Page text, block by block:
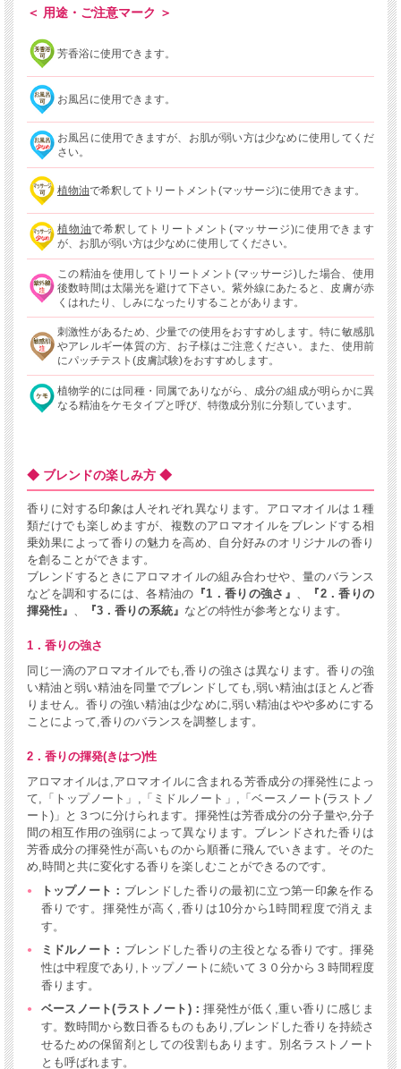
＜ 用途・ご注意マーク ＞
芳香浴に使用できます。
お風呂に使用できます。
お風呂に使用できますが、お肌が弱い方は少なめに使用してくだ
さい。
植物油で希釈してトリートメント(マッサージ)に使用できます。
植物油で希釈してトリートメント(マッサージ)に使用できます
が、お肌が弱い方は少なめに使用してください。
この精油を使用してトリートメント(マッサージ)した場合、使用
後数時間は太陽光を避けて下さい。紫外線にあたると、皮膚が赤
くはれたり、しみになったりすることがあります。
刺激性があるため、少量での使用をおすすめします。特に敏感肌
やアレルギー体質の方、お子様はご注意ください。また、使用前
にパッチテスト(皮膚試験)をおすすめします。
植物学的には同種・同属でありながら、成分の組成が明らかに異
なる精油をケモタイプと呼び、特徴成分別に分類しています。
◆ ブレンドの楽しみ方 ◆
香りに対する印象は人それぞれ異なります。アロマオイルは１種
類だけでも楽しめますが、複数のアロマオイルをブレンドする相
乗効果によって香りの魅力を高め、自分好みのオリジナルの香り
を創ることができます。
ブレンドするときにアロマオイルの組み合わせや、量のバランス
などを調和するには、各精油の 『1．香りの強さ』
『2．香りの
揮発性』
『3．香りの系統』 などの特性が参考となります。
1．香りの強さ
同じ一滴のアロマオイルでも,香りの強さは異なります。香りの強
い精油と弱い精油を同量でブレンドしても,弱い精油はほとんど香
りません。香りの強い精油は少なめに,弱い精油はやや多めにする
ことによって,香りのバランスを調整します。
2．香りの揮発(きはつ)性
アロマオイルは,アロマオイルに含まれる芳香成分の揮発性によっ
て,「トップノート」,「ミドルノート」,「ベースノート(ラストノ
ート)」と３つに分けられます。揮発性は芳香成分の分子量や,分子
間の相互作用の強弱によって異なります。ブレンドされた香りは
芳香成分の揮発性が高いものから順番に飛んでいきます。そのた
め,時間と共に変化する香りを楽しむことができるのです。
トップノート： ブレンドした香りの最初に立つ第一印象を作る
香りです。揮発性が高く,香りは10分から1時間程度で消えま
す。
ミドルノート： ブレンドした香りの主役となる香りです。揮発
性は中程度であり,トップノートに続いて３０分から３時間程度
香ります。
ベースノート(ラストノート)：揮発性が低く,重い香りに感じま
す。数時間から数日香るものもあり,ブレンドした香りを持続さ
せるための保留剤としての役割もあります。別名ラストノート
とも呼ばれます。